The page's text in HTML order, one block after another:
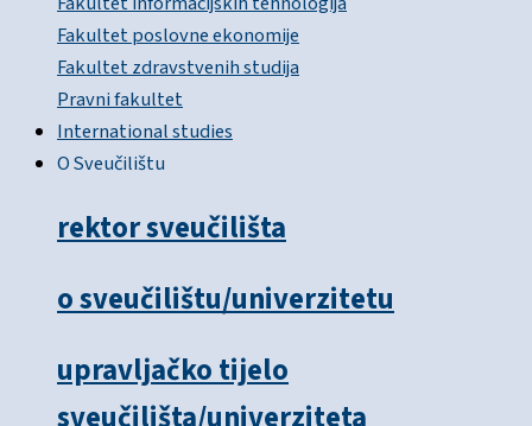
Fakultet poslovne ekonomije
Fakultet zdravstvenih studija
Pravni fakultet
International studies
O Sveučilištu
rektor sveučilišta
o sveučilištu/univerzitetu
upravljačko tijelo